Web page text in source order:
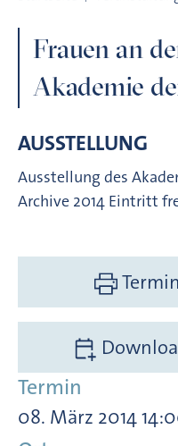
Frauen an
Akademie
AUSSTELLUNG
Ausstellung des
Archive 2014 Eintritt
Termin
08. März 2014